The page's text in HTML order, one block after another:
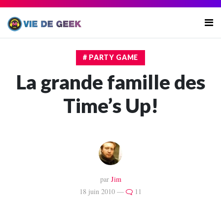
# PARTY GAME
La grande famille des
Time’s Up!
par Jim
18 juin 2010 —
11